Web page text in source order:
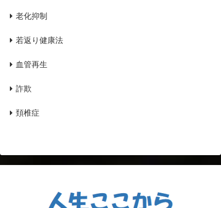
老化抑制
若返り健康法
血管再生
詐欺
頚椎症